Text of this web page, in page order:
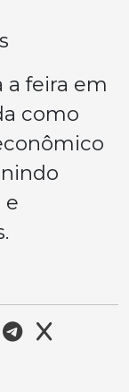
a feira em
como
e